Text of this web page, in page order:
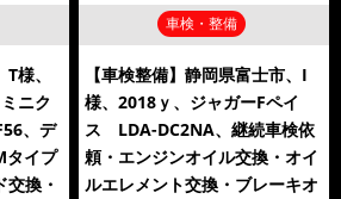
様、
ニク
、デ
イプ
換・
車検・整備
【車検整備】静岡県富士市、I
様、2018ｙ、ジャガーFペイ
ス LDA-DC2NA、継続車検依
頼・エンジンオイル交換・オイ
ルエレメント交換・ブレーキオ